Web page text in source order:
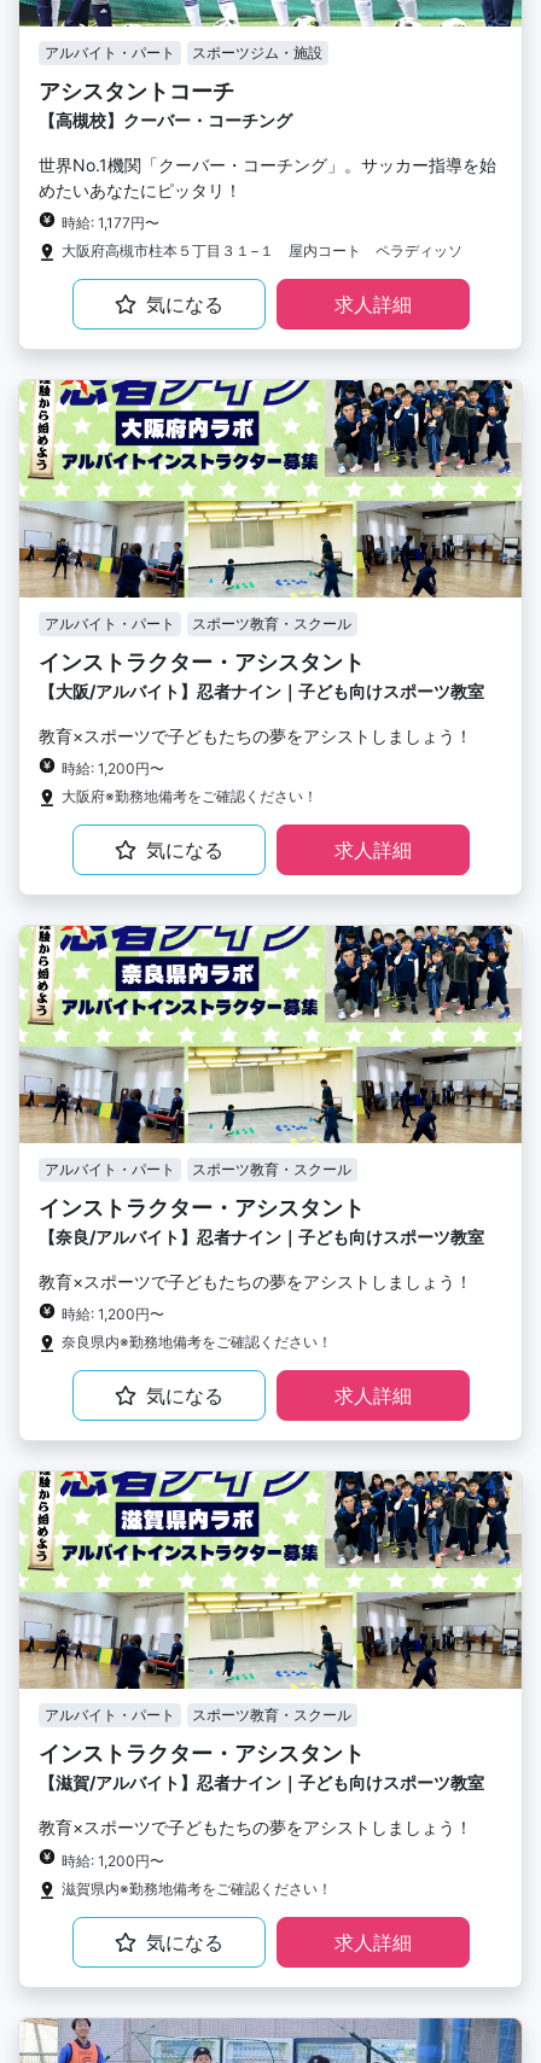
アルバイト・パート スポーツジム・施設
アシスタントコーチ
【高槻校】クーバー・コーチング
世界No.1機関「クーバー・コーチング」。サッカー指導を始
めたいあなたにピッタリ！
時給: 1,177円〜
大阪府高槻市柱本５丁目３１−１ 屋内コート ペラディッソ
気になる 求人詳細
アルバイト・パート スポーツ教育・スクール
インストラクター・アシスタント
【大阪/アルバイト】忍者ナイン｜子ども向けスポーツ教室
教育×スポーツで子どもたちの夢をアシストしましょう！
時給: 1,200円〜
大阪府※勤務地備考をご確認ください！
気になる 求人詳細
アルバイト・パート スポーツ教育・スクール
インストラクター・アシスタント
【奈良/アルバイト】忍者ナイン｜子ども向けスポーツ教室
教育×スポーツで子どもたちの夢をアシストしましょう！
時給: 1,200円〜
奈良県内※勤務地備考をご確認ください！
気になる 求人詳細
アルバイト・パート スポーツ教育・スクール
インストラクター・アシスタント
【滋賀/アルバイト】忍者ナイン｜子ども向けスポーツ教室
教育×スポーツで子どもたちの夢をアシストしましょう！
時給: 1,200円〜
滋賀県内※勤務地備考をご確認ください！
気になる 求人詳細